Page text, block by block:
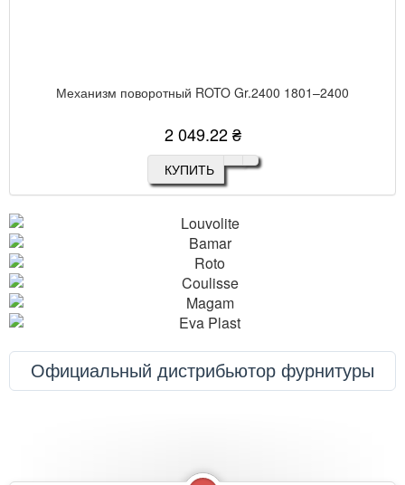
Механизм поворотный ROTO Gr.2400 1801–2400
2 049.22 ₴
КУПИТЬ
Официальный дистрибьютор фурнитуры